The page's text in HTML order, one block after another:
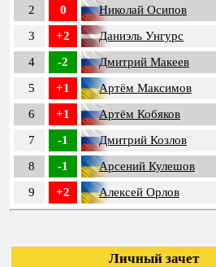
2
0 Николай Осипов
3
+2 Даниэль Унгурс
4
-2 Дмитрий Макеев
5
+1 Артём Максимов
6
+1 Артём Кобяков
7
-1 Дмитрий Козлов
8
-1 Арсений Кулешов
9
+2 Алексей Орлов
Личный зачет